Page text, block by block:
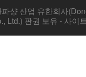
샹 산업 유한회사
Ltd.) 판권 보유 - 사이